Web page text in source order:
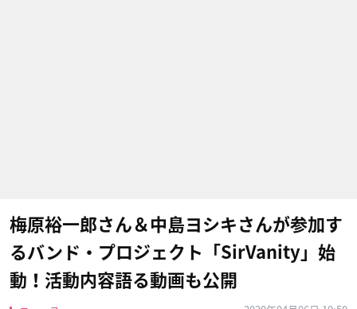
梅原裕一郎さん＆中島ヨシキさんが参加す
るバンド・プロジェクト「SirVanity」始
動！活動内容語る動画も公開